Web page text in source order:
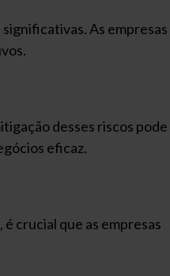
As empresas
desses riscos pode
eficaz.
crucial que as empresas